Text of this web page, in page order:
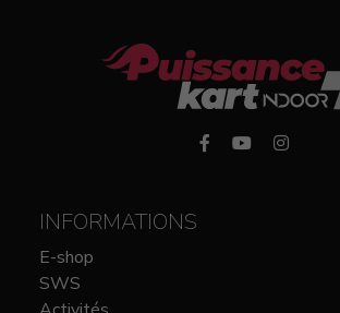
INFORMATIONS
E-shop
SWS